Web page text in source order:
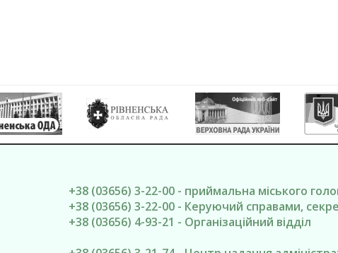
+38 (03656) 3-22-00 - приймальна міського
+38 (03656) 3-22-00 - Керуючий справами,
+38 (03656) 4-93-21 - Організаційний відділ